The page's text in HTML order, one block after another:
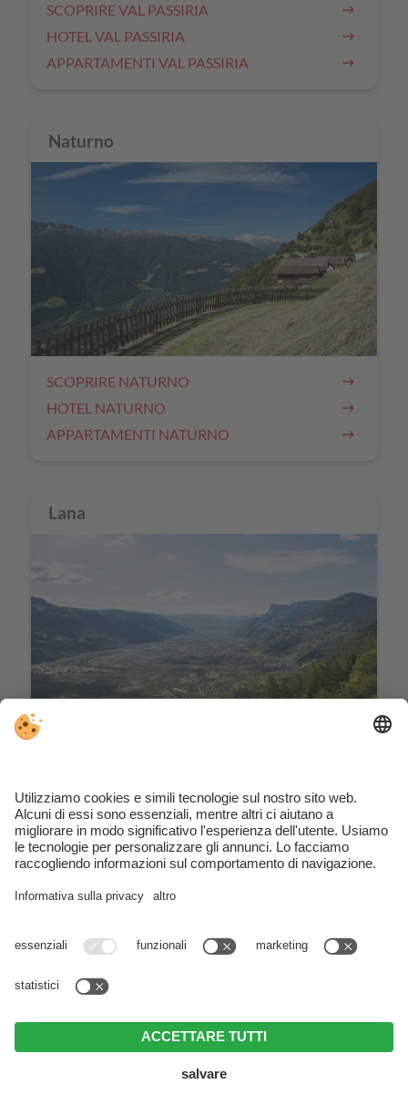
SCOPRIRE VAL PASSIRIA
HOTEL VAL PASSIRIA
APPARTAMENTI VAL PASSIRIA
Naturno
SCOPRIRE NATURNO
HOTEL NATURNO
APPARTAMENTI NATURNO
Lana
APPARTAMENTI LANA